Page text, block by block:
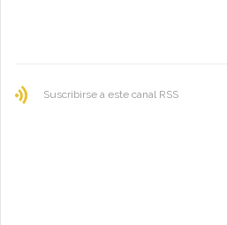
Suscribirse a este canal RSS